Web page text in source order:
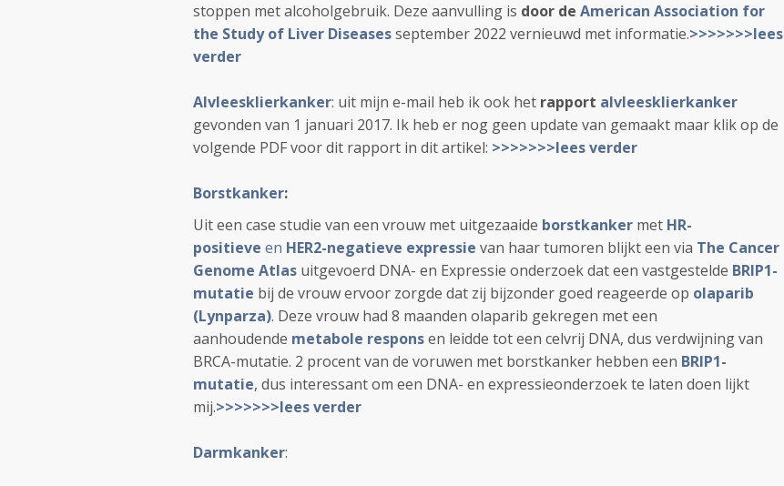
stoppen met alcoholgebruik. Deze aanvulling is door de American Association for
the Study of Liver Diseasesseptember 2022 vernieuwd met informatie.>>>>>>>lees
verder
Alvleesklierkanker: uit mijn e-mail heb ik ook het rapport alvleesklierkanker
gevonden van 1 januari 2017. Ik heb er nog geen update van gemaakt maar klik op de
volgende PDF voor dit rapport in dit artikel: >>>>>>>lees verder
Borstkanker:
Uit een case studie van een vrouw met uitgezaaide borstkanker met HR-
positieve en HER2-negatieve expressie van haar tumoren blijkt een via The Cancer
Genome Atlas uitgevoerd DNA- en Expressie onderzoek dat een vastgestelde BRIP1-
mutatie bij de vrouw ervoor zorgde dat zij bijzonder goed reageerde op olaparib
(Lynparza). Deze vrouw had 8 maanden olaparib gekregen met een
aanhoudende metabole responsen leidde tot een celvrij DNA, dus verdwijning van
BRCA-mutatie. 2 procent van de voruwen met borstkanker hebben een BRIP1-
mutatie, dus interessant om een DNA- en expressieonderzoek te laten doen lijkt
mij.>>>>>>>lees verder
Darmkanker: